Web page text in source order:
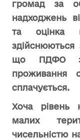
громад за
надходжень
та оцінка
що ПДФО
проживання
сплачується.
Хоча рівень
малих
чисельністю